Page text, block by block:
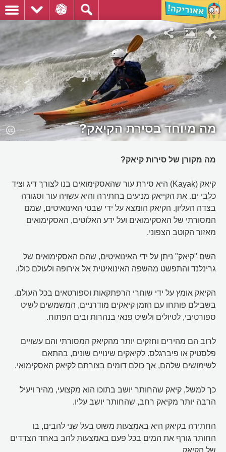
מה מיוחד בסירת הקיאק?
מה מקורן של סירות קיאק?
קיאק (Kayak) היא סירת עור שהאסקימואים בנו לצורך דיג וציד
כלבי ים. את הקייאק מניעים בחתירה והיא עשויה עור וסגורה
בצדה העליון. הקיאק הומצא על ידי שבטי האינואיטים, שמם
המסורתי של האסקימואים ועל ידע האלוטים, האסקימואים
מאזור הקוטב הצפוני.
השם "קיאק" ניתן על ידי האינואיטים, שהם האסקימואים של
גרינלנד והתפשט מהשפה האינואיטית אל אירופה ולעולם כולו.
הקיאק אומץ על ידי שוחרי הרפתקאות וספורטאים בכל העולם.
בשבילם פותחו עם הזמן קיאקים מודרניים, המשמשים לשיט
ספורטיבי, לטיולים ולשיט פנאי בנהרות ובים הפתוח.
לרוב הם מהירים וחזקים יותר מהקיאק המסורתי והם עשויים
פלסטיק או פיברגלס. לקיאקים שינויים שונים, בהתאם
לשימושים שלהם, אך כולם דומים בצורתם לקיאק האסקימואי.
כך למשל, קיאק שהחותר יושב בתוכו הוא מקצועי, מהיר ויעיל
הרבה יותר מקיאק רחב, שהחותר יושב עליו.
החתירה בקיאק היא באמצעות משוט בעל שני להבים, בו
החותר גורף את המים בכל פעם באמצעות להב באחד הצדדים
של הקיאק.